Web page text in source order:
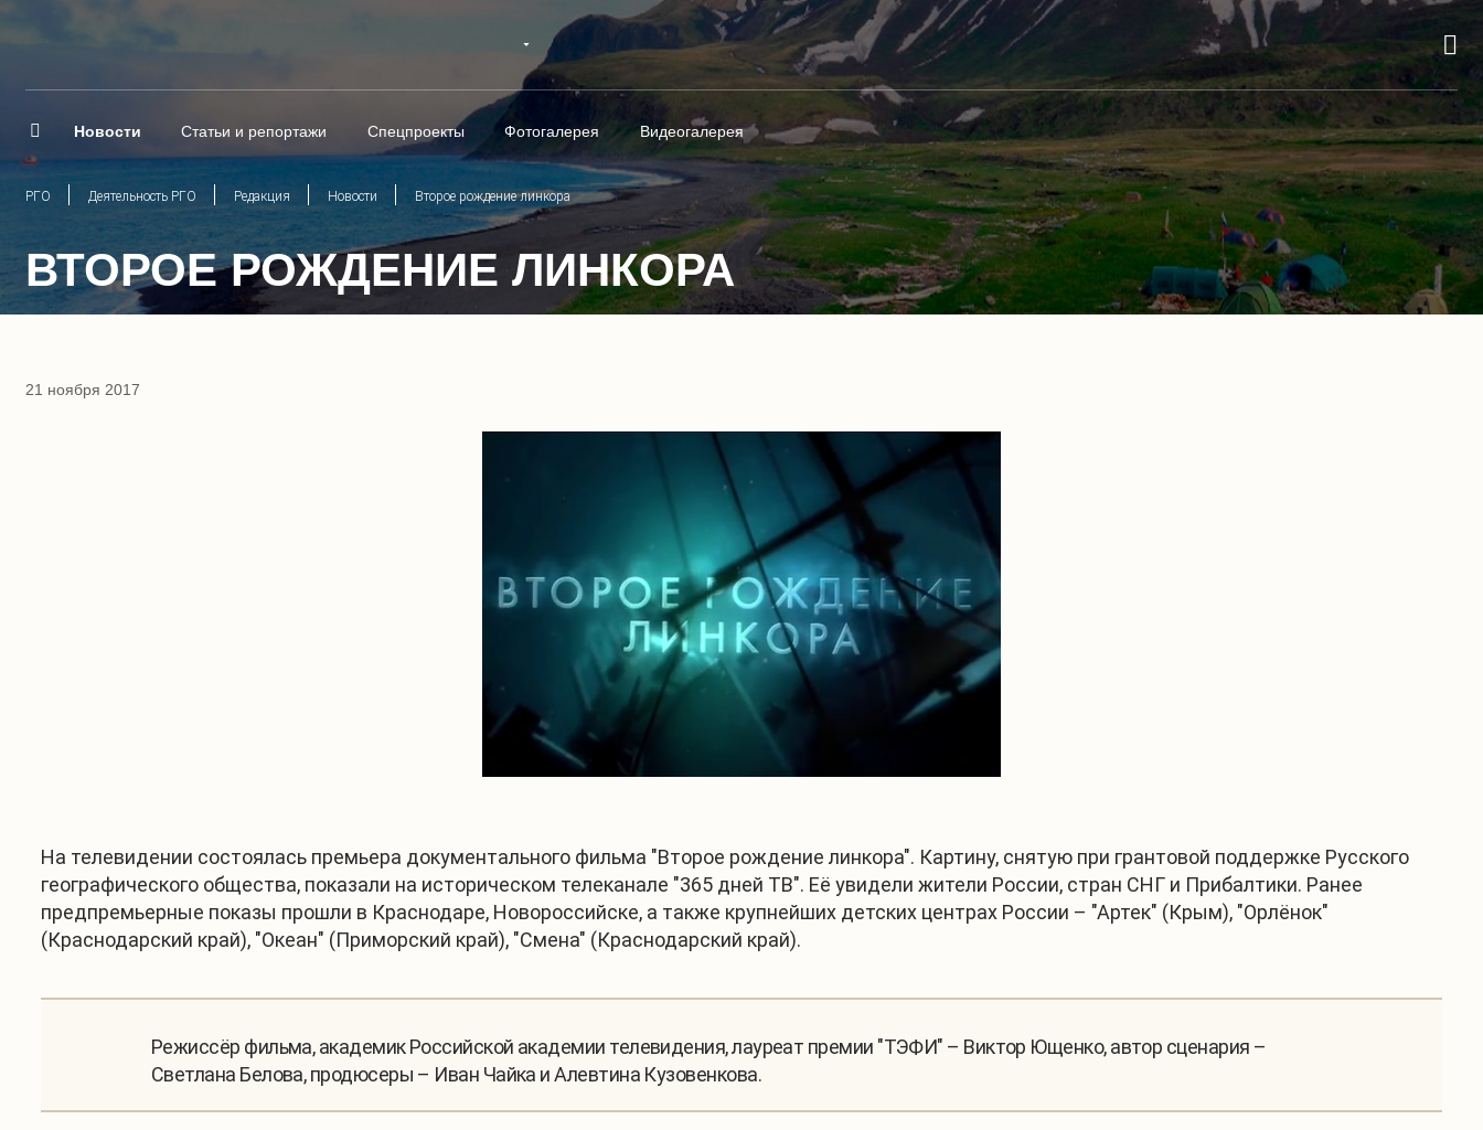
Новости Статьи и репортажи Спецпроекты Фотогалерея Видеогалерея
РГО Деятельность РГО Редакция Новости Второе рождение линкора
ВТОРОЕ РОЖДЕНИЕ ЛИНКОРА
21 ноября 2017
На телевидении состоялась премьера документального фильма "Второе рождение линкора". Картину, снятую при грантовой поддержке Русского
географического общества, показали на историческом телеканале "365 дней ТВ". Её увидели жители России, стран СНГ и Прибалтики. Ранее
предпремьерные показы прошли в Краснодаре, Новороссийске, а также крупнейших детских центрах России – "Артек" (Крым), "Орлёнок"
(Краснодарский край), "Океан" (Приморский край), "Смена" (Краснодарский край).
Режиссёр фильма, академик Российской академии телевидения, лауреат премии "ТЭФИ" – Виктор Ющенко, автор сценария –
Светлана Белова, продюсеры – Иван Чайка и Алевтина Кузовенкова.